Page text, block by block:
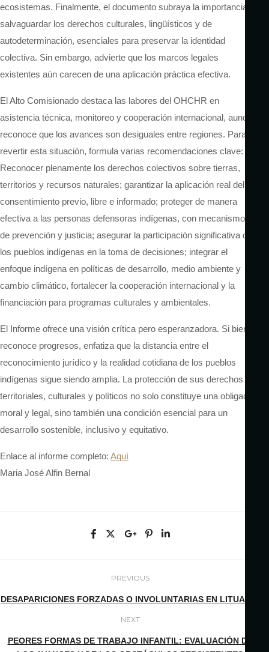
ecosistemas. Finalmente, el documento subraya la importancia de
salvaguardar los derechos culturales, lingüísticos y de
autodeterminación, esenciales para preservar la identidad
colectiva. Sin embargo, advierte que los marcos legales
existentes aún carecen de una aplicación práctica efectiva.
El Alto Comisionado destaca las labores del OHCHR en
asistencia técnica, monitoreo y cooperación internacional, aunque
reconoce que los avances son desiguales entre regiones. Para
revertir esta situación, formula varias recomendaciones clave:
Reconocer plenamente los derechos colectivos sobre tierras,
territorios y recursos naturales; garantizar la aplicación real del
consentimiento previo, libre e informado; proteger de manera
efectiva a las personas defensoras indígenas, con mecanismos
de prevención y justicia; asegurar la participación significativa de
los pueblos indígenas en la toma de decisiones; integrar el
enfoque indígena en políticas de desarrollo, medio ambiente y
cambio climático, fortalecer la cooperación internacional y la
financiación para programas culturales y ambientales.
El Informe ofrece una visión crítica pero esperanzadora. Si bien
reconoce progresos, enfatiza que la distancia entre el
reconocimiento jurídico y la realidad cotidiana de los pueblos
indígenas sigue siendo amplia. La protección de sus derechos
territoriales, culturales y políticos no solo constituye una obligación
moral y legal, sino también una condición esencial para un
desarrollo sostenible, inclusivo y equitativo.
Enlace al informe completo: Aquí
Maria José Alfin Bernal
PREVIOUS
DESAPARICIONES FORZADAS O INVOLUNTARIAS EN LITUANIA
NEXT
PEORES FORMAS DE TRABAJO INFANTIL: EVALUACIÓN DE